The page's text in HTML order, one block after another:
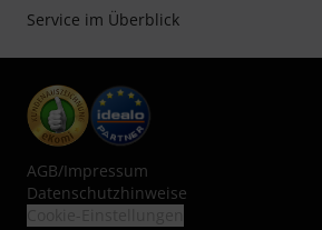
Service im Überblick
AGB/Impressum
Datenschutzhinweise